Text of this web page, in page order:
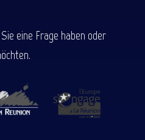
eine Frage haben oder